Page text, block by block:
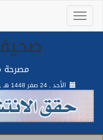
مصرحة
الأحد , 24 صفر 1448 هـ ,